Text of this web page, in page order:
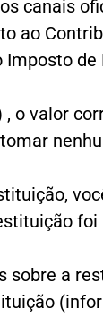
canais
ao
o valor
a